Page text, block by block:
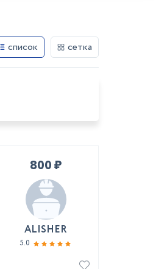
список сетка
800 ₽
ALISHER
5.0